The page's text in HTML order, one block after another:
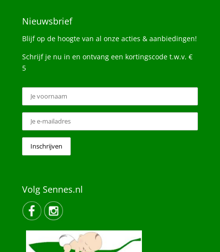
Nieuwsbrief
Blijf op de hoogte van al onze acties & aanbiedingen!
Schrijf je nu in en ontvang een kortingscode t.w.v. €
5
Volg Sennes.nl